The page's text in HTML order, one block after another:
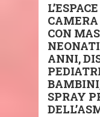
CON
ANNI,
SPRAY